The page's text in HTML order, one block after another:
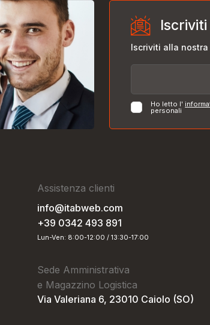
Iscriviti alla
Ho letto l'
personali
Assistenza clienti
info@itabweb.com
+39 0342 493 891
Lun-Ven: 8:00-12:00 / 13:30-17:00
Sede Amministrativa
e Magazzino Logistica
Via Valeriana 6, 23010 Caiolo (SO)